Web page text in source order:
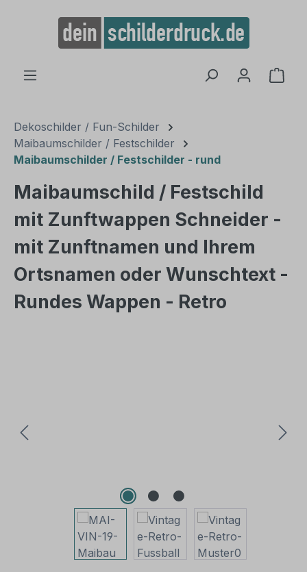
springen
Dekoschilder / Fun-Schilder
Maibaumschilder / Festschilder
Maibaumschilder / Festschilder - rund
Maibaumschild / Festschild
mit Zunftwappen Schneider -
mit Zunftnamen und Ihrem
Ortsnamen oder Wunschtext -
Rundes Wappen - Retro